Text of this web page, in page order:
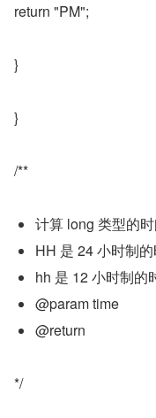
return "PM";
}
}
/**
计算 long 类型的
HH 是 24 小时制
hh 是 12 小时制的
@param time
@return
*/